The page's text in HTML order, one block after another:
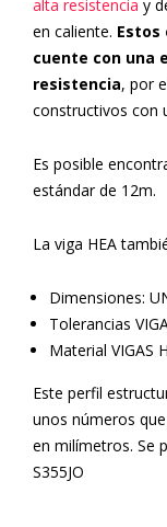
alta resistencia y
en caliente. Estos
cuente con una
resistencia, por
constructivos con
Es posible
estándar de 12m.
La viga HEA
Dimensiones:
Tolerancias
Material VIGAS
Este perfil
unos números
en milímetros. Se
S355JO